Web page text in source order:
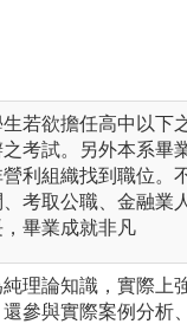
若欲擔任高中以下
考試。另外本系畢
利組織找到職位。
考取公職、金融業人
畢業成就非凡
理論知識，實際上
參與實際案例分析